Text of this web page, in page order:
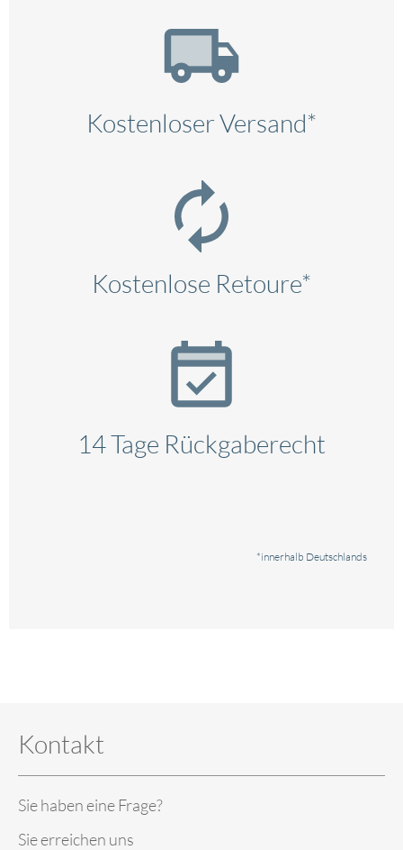
Kostenloser Versand*
Kostenlose Retoure*
14 Tage Rückgaberecht
*innerhalb Deutschlands
Kontakt
Sie haben eine Frage?
Sie erreichen uns